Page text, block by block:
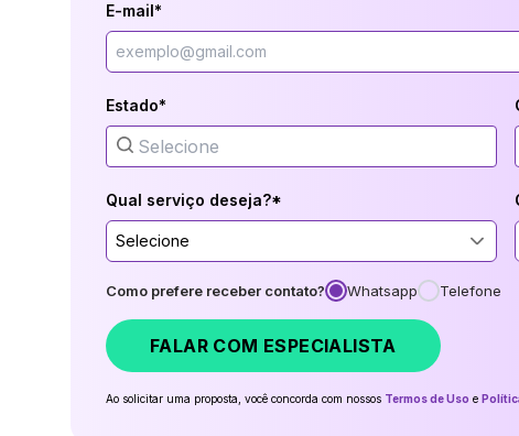
E-mail*
Estado*
Qual serviço deseja?*
Selecione
Como prefere receber contato? Whatsapp Telefone
FALAR COM ESPECIALISTA
Ao solicitar uma proposta, você concorda com nossos Termos de Uso e